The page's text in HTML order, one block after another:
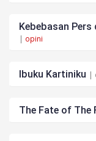
Kebebasan
| opini
Ibuku Kartiniku |
The Fate of The